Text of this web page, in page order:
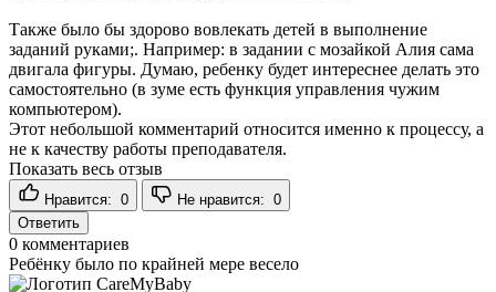
Также было бы здорово вовлекать детей в выполнение
заданий руками;. Например: в задании с мозайкой Алия сама
двигала фигуры. Думаю, ребенку будет интереснее делать это
самостоятельно (в зуме есть функция управления чужим
компьютером).
Этот небольшой комментарий относится именно к процессу, а
не к качеству работы преподавателя.
Показать весь отзыв
Нравится: 0 Не нравится: 0
Ответить
0 комментариев
Ребёнку было по крайней мере весело